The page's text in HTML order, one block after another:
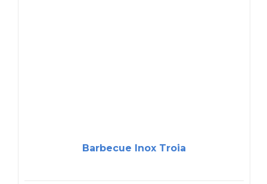
Barbecue Inox Troia